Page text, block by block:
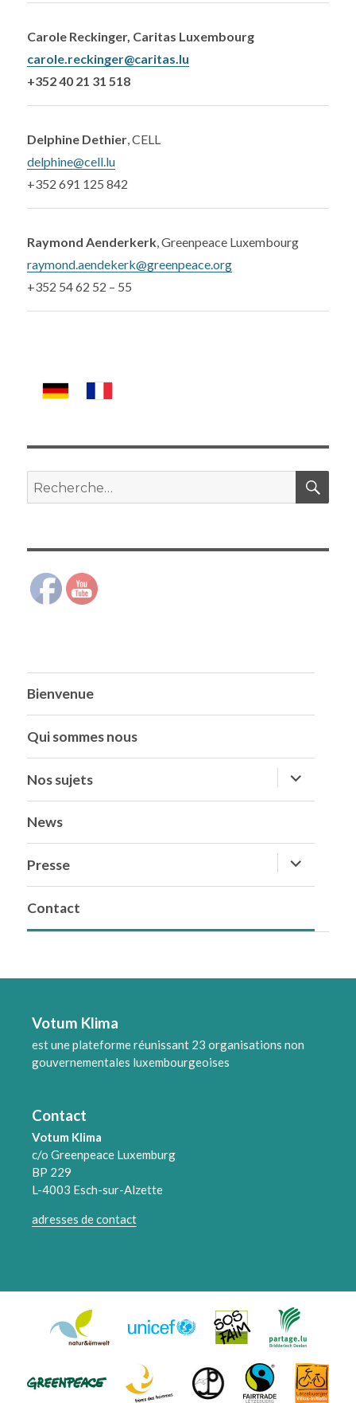
Carole Reckinger, Caritas Luxembourg
carole.reckinger@caritas.lu
+352 40 21 31 518
Delphine Dethier , CELL
delphine@cell.lu
+352 691 125 842
Raymond Aenderkerk , Greenpeace Luxembourg
raymond.aendekerk@greenpeace.org
+352 54 62 52 – 55
Recherche
pour
Bienvenue
Qui sommes nous
Nos sujets
ouvrir
le
sous-
News
Presse
ouvrir
le
sous-
Contact
Votum Klima
est une plateforme réunissant 23 organisations non
gouvernementales luxembourgeoises
Contact
Votum Klima
c/o Greenpeace Luxemburg
BP 229
L-4003 Esch-sur-Alzette
adresses de contact